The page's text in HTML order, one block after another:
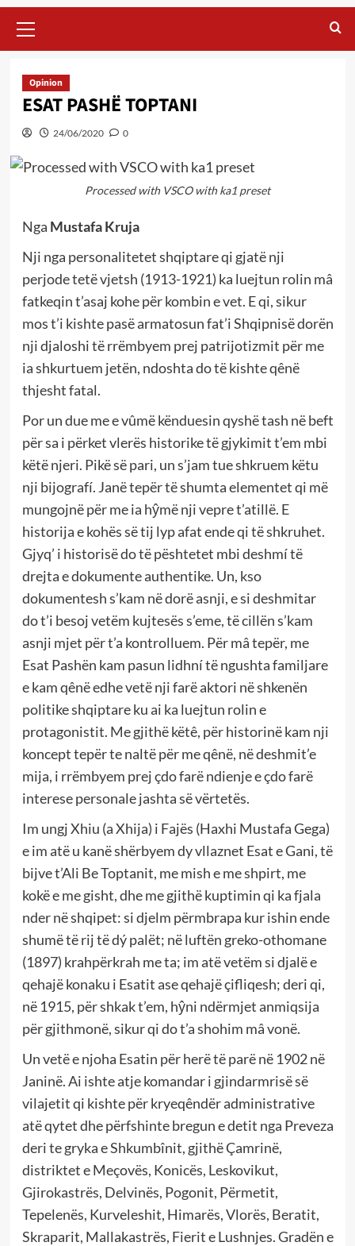
Menu
Opinion
ESAT PASHË TOPTANI
24/06/2020 0
Processed with VSCO with ka1 preset
Nga Mustafa Kruja
Nji nga personalitetet shqiptare qi gjatë nji
perjode tetë vjetsh (1913-1921) ka luejtun rolin mâ
fatkeqin t’asaj kohe për kombin e vet. E qi, sikur
mos t’i kishte pasë armatosun fat’i Shqipnisë dorën
nji djaloshi të rrëmbyem prej patrijotizmit për me
ia shkurtuem jetën, ndoshta do të kishte qênë
thjesht fatal.
Por un due me e vûmë kënduesin qyshë tash në beft
për sa i përket vlerës historike të gjykimit t’em mbi
këtë njeri. Pikë së pari, un s’jam tue shkruem këtu
nji bijografí. Janë tepër të shumta elementet qi më
mungojnë për me ia hŷmë nji vepre t’atillë. E
historija e kohës së tij lyp afat ende qi të shkruhet.
Gjyq’ i historisë do të pështetet mbi deshmí të
drejta e dokumente authentike. Un, kso
dokumentesh s’kam në dorë asnji, e si deshmitar
do t’i besoj vetëm kujtesës s’eme, të cillën s’kam
asnji mjet për t’a kontrolluem. Për mâ tepër, me
Esat Pashën kam pasun lidhní të ngushta familjare
e kam qênë edhe vetë nji farë aktori në shkenën
politike shqiptare ku ai ka luejtun rolin e
protagonistit. Me gjithë këtê, për historinë kam nji
koncept tepër te naltë për me qênë, në deshmit’e
mija, i rrëmbyem prej çdo farë ndienje e çdo farë
interese personale jashta së vërtetës.
Im ungj Xhiu (a Xhija) i Fajës (Haxhi Mustafa Gega)
e im atë u kanë shërbyem dy vllaznet Esat e Gani, të
bijve t’Ali Be Toptanit, me mish e me shpirt, me
kokë e me gisht, dhe me gjithë kuptimin qi ka fjala
nder në shqipet: si djelm përmbrapa kur ishin ende
shumë të rij të dý palët; në luftën greko-othomane
(1897) krahpërkrah me ta; im atë vetëm si djalë e
qehajë konaku i Esatit ase qehajë çifliqesh; deri qi,
në 1915, për shkak t’em, hŷni ndërmjet anmiqsija
për gjithmonë, sikur qi do t’a shohim mâ vonë.
Un vetë e njoha Esatin për herë të parë në 1902 në
Janinë. Ai ishte atje komandar i gjindarmrisë së
vilajetit qi kishte për kryeqêndër administrative
atë qytet dhe përfshinte bregun e detit nga Preveza
deri te gryka e Shkumbînit, gjithë Çamrinë,
distriktet e Meçovës, Konicës, Leskovikut,
Gjirokastrës, Delvinës, Pogonit, Përmetit,
Tepelenës, Kurveleshit, Himarës, Vlorës, Beratit,
Skraparit, Mallakastrës, Fierit e Lushnjes. Gradën e